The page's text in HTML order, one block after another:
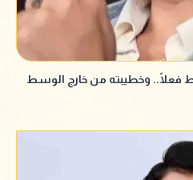
فعلًا.. وخطيبته من خارج الوسط